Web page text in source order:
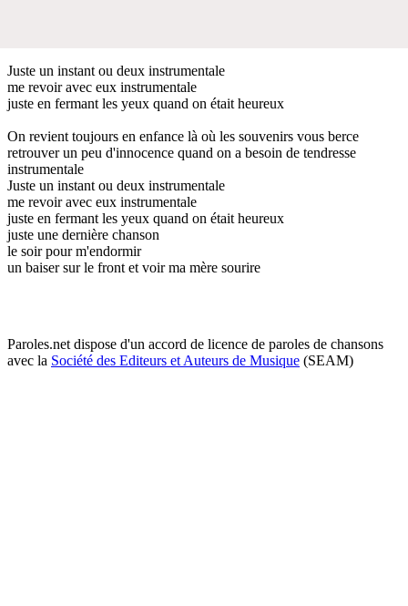
Juste un instant ou deux instrumentale
me revoir avec eux instrumentale
juste en fermant les yeux quand on était heureux
On revient toujours en enfance là où les souvenirs vous berce
retrouver un peu d'innocence quand on a besoin de tendresse
instrumentale
Juste un instant ou deux instrumentale
me revoir avec eux instrumentale
juste en fermant les yeux quand on était heureux
juste une dernière chanson
le soir pour m'endormir
un baiser sur le front et voir ma mère sourire
Paroles.net dispose d'un accord de licence de paroles de chansons
avec la Société des Editeurs et Auteurs de Musique (SEAM)